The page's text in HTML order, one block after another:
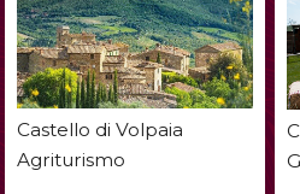
Castello di Volpaia
Agriturismo